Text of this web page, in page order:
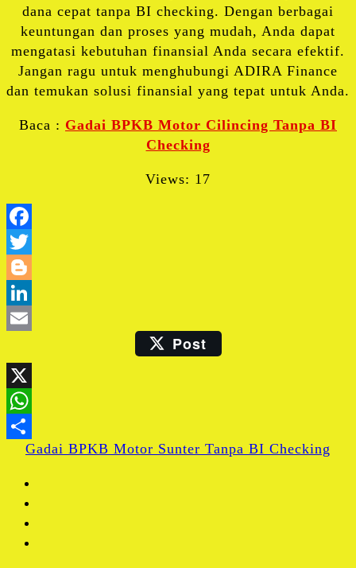
dana cepat tanpa BI checking. Dengan berbagai
keuntungan dan proses yang mudah, Anda dapat
mengatasi kebutuhan finansial Anda secara efektif.
Jangan ragu untuk menghubungi ADIRA Finance
dan temukan solusi finansial yang tepat untuk Anda.
Baca : Gadai BPKB Motor Cilincing Tanpa BI
Checking
Views: 17
Email Post
Share
Gadai BPKB Motor Sunter Tanpa BI Checking